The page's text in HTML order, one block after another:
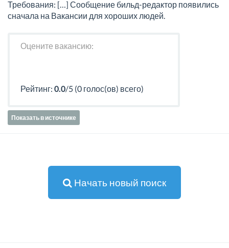
Требования: […] Сообщение бильд-редактор появились
сначала на Вакансии для хороших людей.
Оцените вакансию:
Рейтинг: 0.0/5 (0 голос(ов) всего)
Показать в источнике
Начать новый поиск